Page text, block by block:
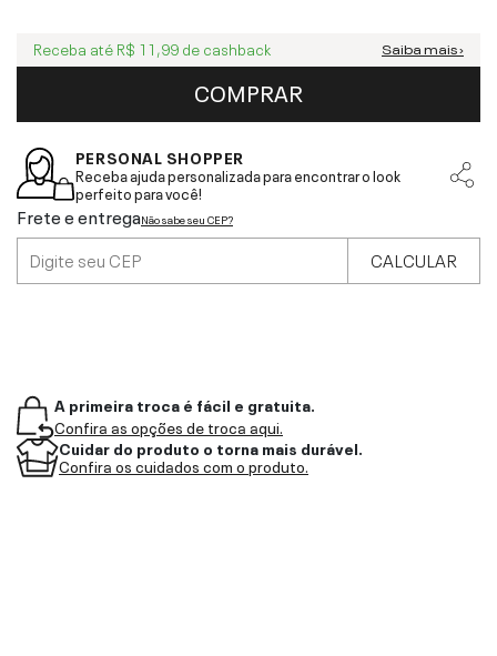
Receba até R$ 11,99 de cashback Saiba mais ›
COMPRAR
PERSONAL SHOPPER
Receba ajuda personalizada para encontrar o look
perfeito para você!
Frete e entregaNão sabe seu CEP?
CALCULAR
A primeira troca é fácil e gratuita.
Confira as opções de troca aqui.
Cuidar do produto o torna mais durável.
Confira os cuidados com o produto.